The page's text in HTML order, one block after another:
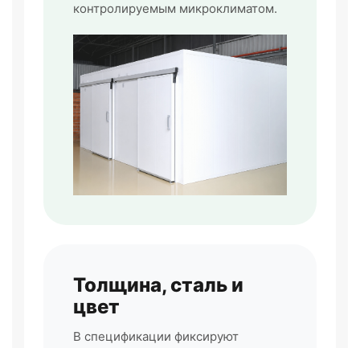
контролируемым микроклиматом.
Толщина, сталь и
цвет
В спецификации фиксируют